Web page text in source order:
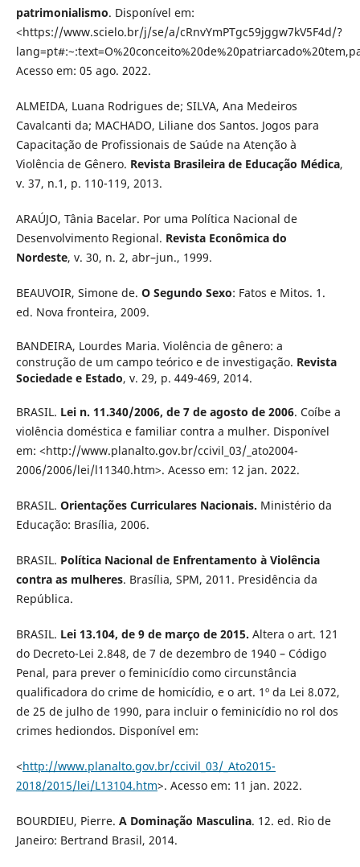
patrimonialismo. Disponível em:
<https://www.scielo.br/j/se/a/cRnvYmPTgc59jggw7kV5F4d/?
Acesso em: 05 ago. 2022.
ALMEIDA, Luana Rodrigues de; SILVA, Ana Medeiros
Cavalcanti da; MACHADO, Liliane dos Santos. Jogos para
Capacitação de Profissionais de Saúde na Atenção à
Violência de Gênero. Revista Brasileira de Educação Médica,
v. 37, n.1, p. 110-119, 2013.
ARAÚJO, Tânia Bacelar. Por uma Política Nacional de
Desenvolvimento Regional. Revista Econômica do
Nordeste, v. 30, n. 2, abr–jun., 1999.
BEAUVOIR, Simone de. O Segundo Sexo: Fatos e Mitos. 1.
ed. Nova fronteira, 2009.
BANDEIRA, Lourdes Maria. Violência de gênero: a
construção de um campo teórico e de investigação. Revista
Sociedade e Estado, v. 29, p. 449-469, 2014.
BRASIL. Lei n. 11.340/2006, de 7 de agosto de 2006. Coíbe a
violência doméstica e familiar contra a mulher. Disponível
em: <http://www.planalto.gov.br/ccivil_03/_ato2004-
2006/2006/lei/l11340.htm>. Acesso em: 12 jan. 2022.
BRASIL. Orientações Curriculares Nacionais. Ministério da
Educação: Brasília, 2006.
BRASIL. Política Nacional de Enfrentamento à Violência
contra as mulheres. Brasília, SPM, 2011. Presidência da
República.
BRASIL. Lei 13.104, de 9 de março de 2015. Altera o art. 121
do Decreto-Lei 2.848, de 7 de dezembro de 1940 – Código
Penal, para prever o feminicídio como circunstância
qualificadora do crime de homicídio, e o art. 1º da Lei 8.072,
de 25 de julho de 1990, para incluir o feminicídio no rol dos
crimes hediondos. Disponível em:
<http://www.planalto.gov.br/ccivil_03/_Ato2015-
2018/2015/lei/L13104.htm>. Acesso em: 11 jan. 2022.
BOURDIEU, Pierre. A Dominação Masculina. 12. ed. Rio de
Janeiro: Bertrand Brasil, 2014.